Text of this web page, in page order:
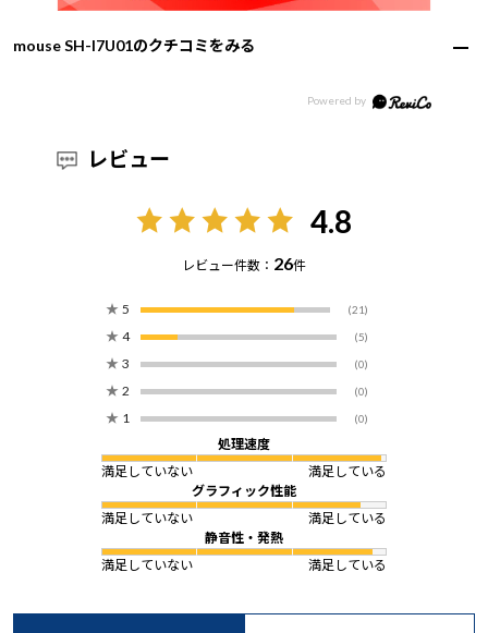
mouse SH-I7U01のクチコミをみる
レビュー
4.8
レビュー件数： 26件
★ 5 (21)
★ 4 (5)
★ 3 (0)
★ 2 (0)
★ 1 (0)
処理速度
満足していない
満足している
グラフィック性能
満足していない
満足している
静音性・発熱
満足していない
満足している